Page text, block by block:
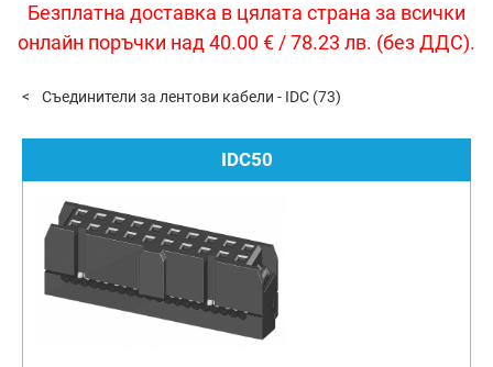
Безплатна доставка в цялата страна за всички
онлайн поръчки над 40.00 € / 78.23 лв. (без ДДС).
Съединители за лентови кабели - IDC (73)
IDC50